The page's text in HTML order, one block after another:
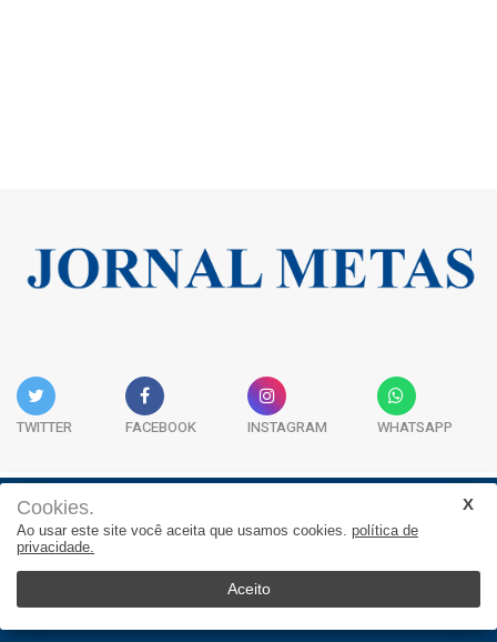
TWITTER FACEBOOK INSTAGRAM WHATSAPP
JORNAL METAS - Rua São José, 253, Sala 302, Centro
Empresarial Atitude - (47) 3332 1620
Cookies.
Ao usar este site você aceita que usamos cookies. política de
privacidade.
Aceito